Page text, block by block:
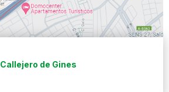
Callejero de Gines